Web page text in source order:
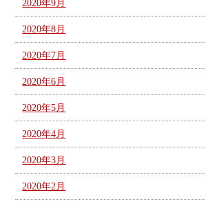
2020年9月
2020年8月
2020年7月
2020年6月
2020年5月
2020年4月
2020年3月
2020年2月